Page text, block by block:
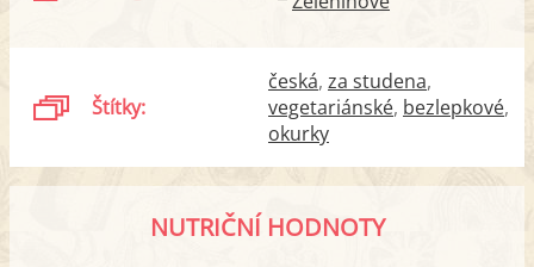
Štítky:
česká za studena
vegetariánské bezlepkové
okurky
NUTRIČNÍ HODNOTY